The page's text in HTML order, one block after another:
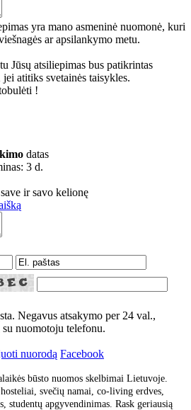
yra mano asmeninė nuomonė, kuri
ar apsilankymo metu.
Jūsų atsiliepimas bus patikrintas
atitiks svetainės taisykles.
!
datas
3 d.
ir savo kelionę
Negavus atsakymo per 24 val.,
nuomotoju telefonu.
nuorodą Facebook
būsto nuomos skelbimai Lietuvoje.
svečių namai, co-living erdves,
studentų apgyvendinimas. Rask geriausią